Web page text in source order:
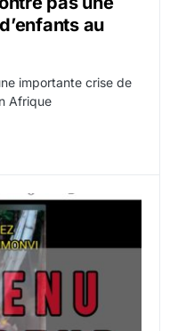
au
importante crise de
Afrique